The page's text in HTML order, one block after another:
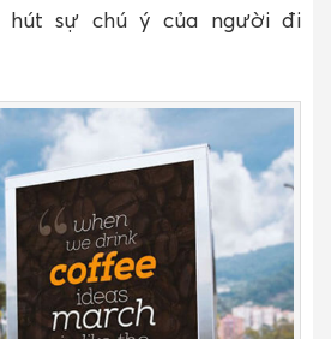
hút sự chú ý của người đi